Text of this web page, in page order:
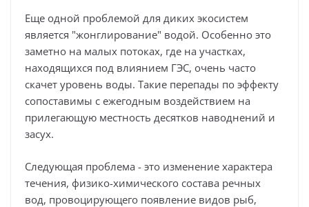
Еще одной проблемой для диких экосистем
является "жонглирование" водой. Особенно это
заметно на малых потоках, где на участках,
находящихся под влиянием ГЭС, очень часто
скачет уровень воды. Такие перепады по эффекту
сопоставимы с ежегодным воздействием на
прилегающую местность десятков наводнений и
засух.
Следующая проблема - это изменение характера
течения, физико-химического состава речных
вод, провоцирующего появление видов рыб,